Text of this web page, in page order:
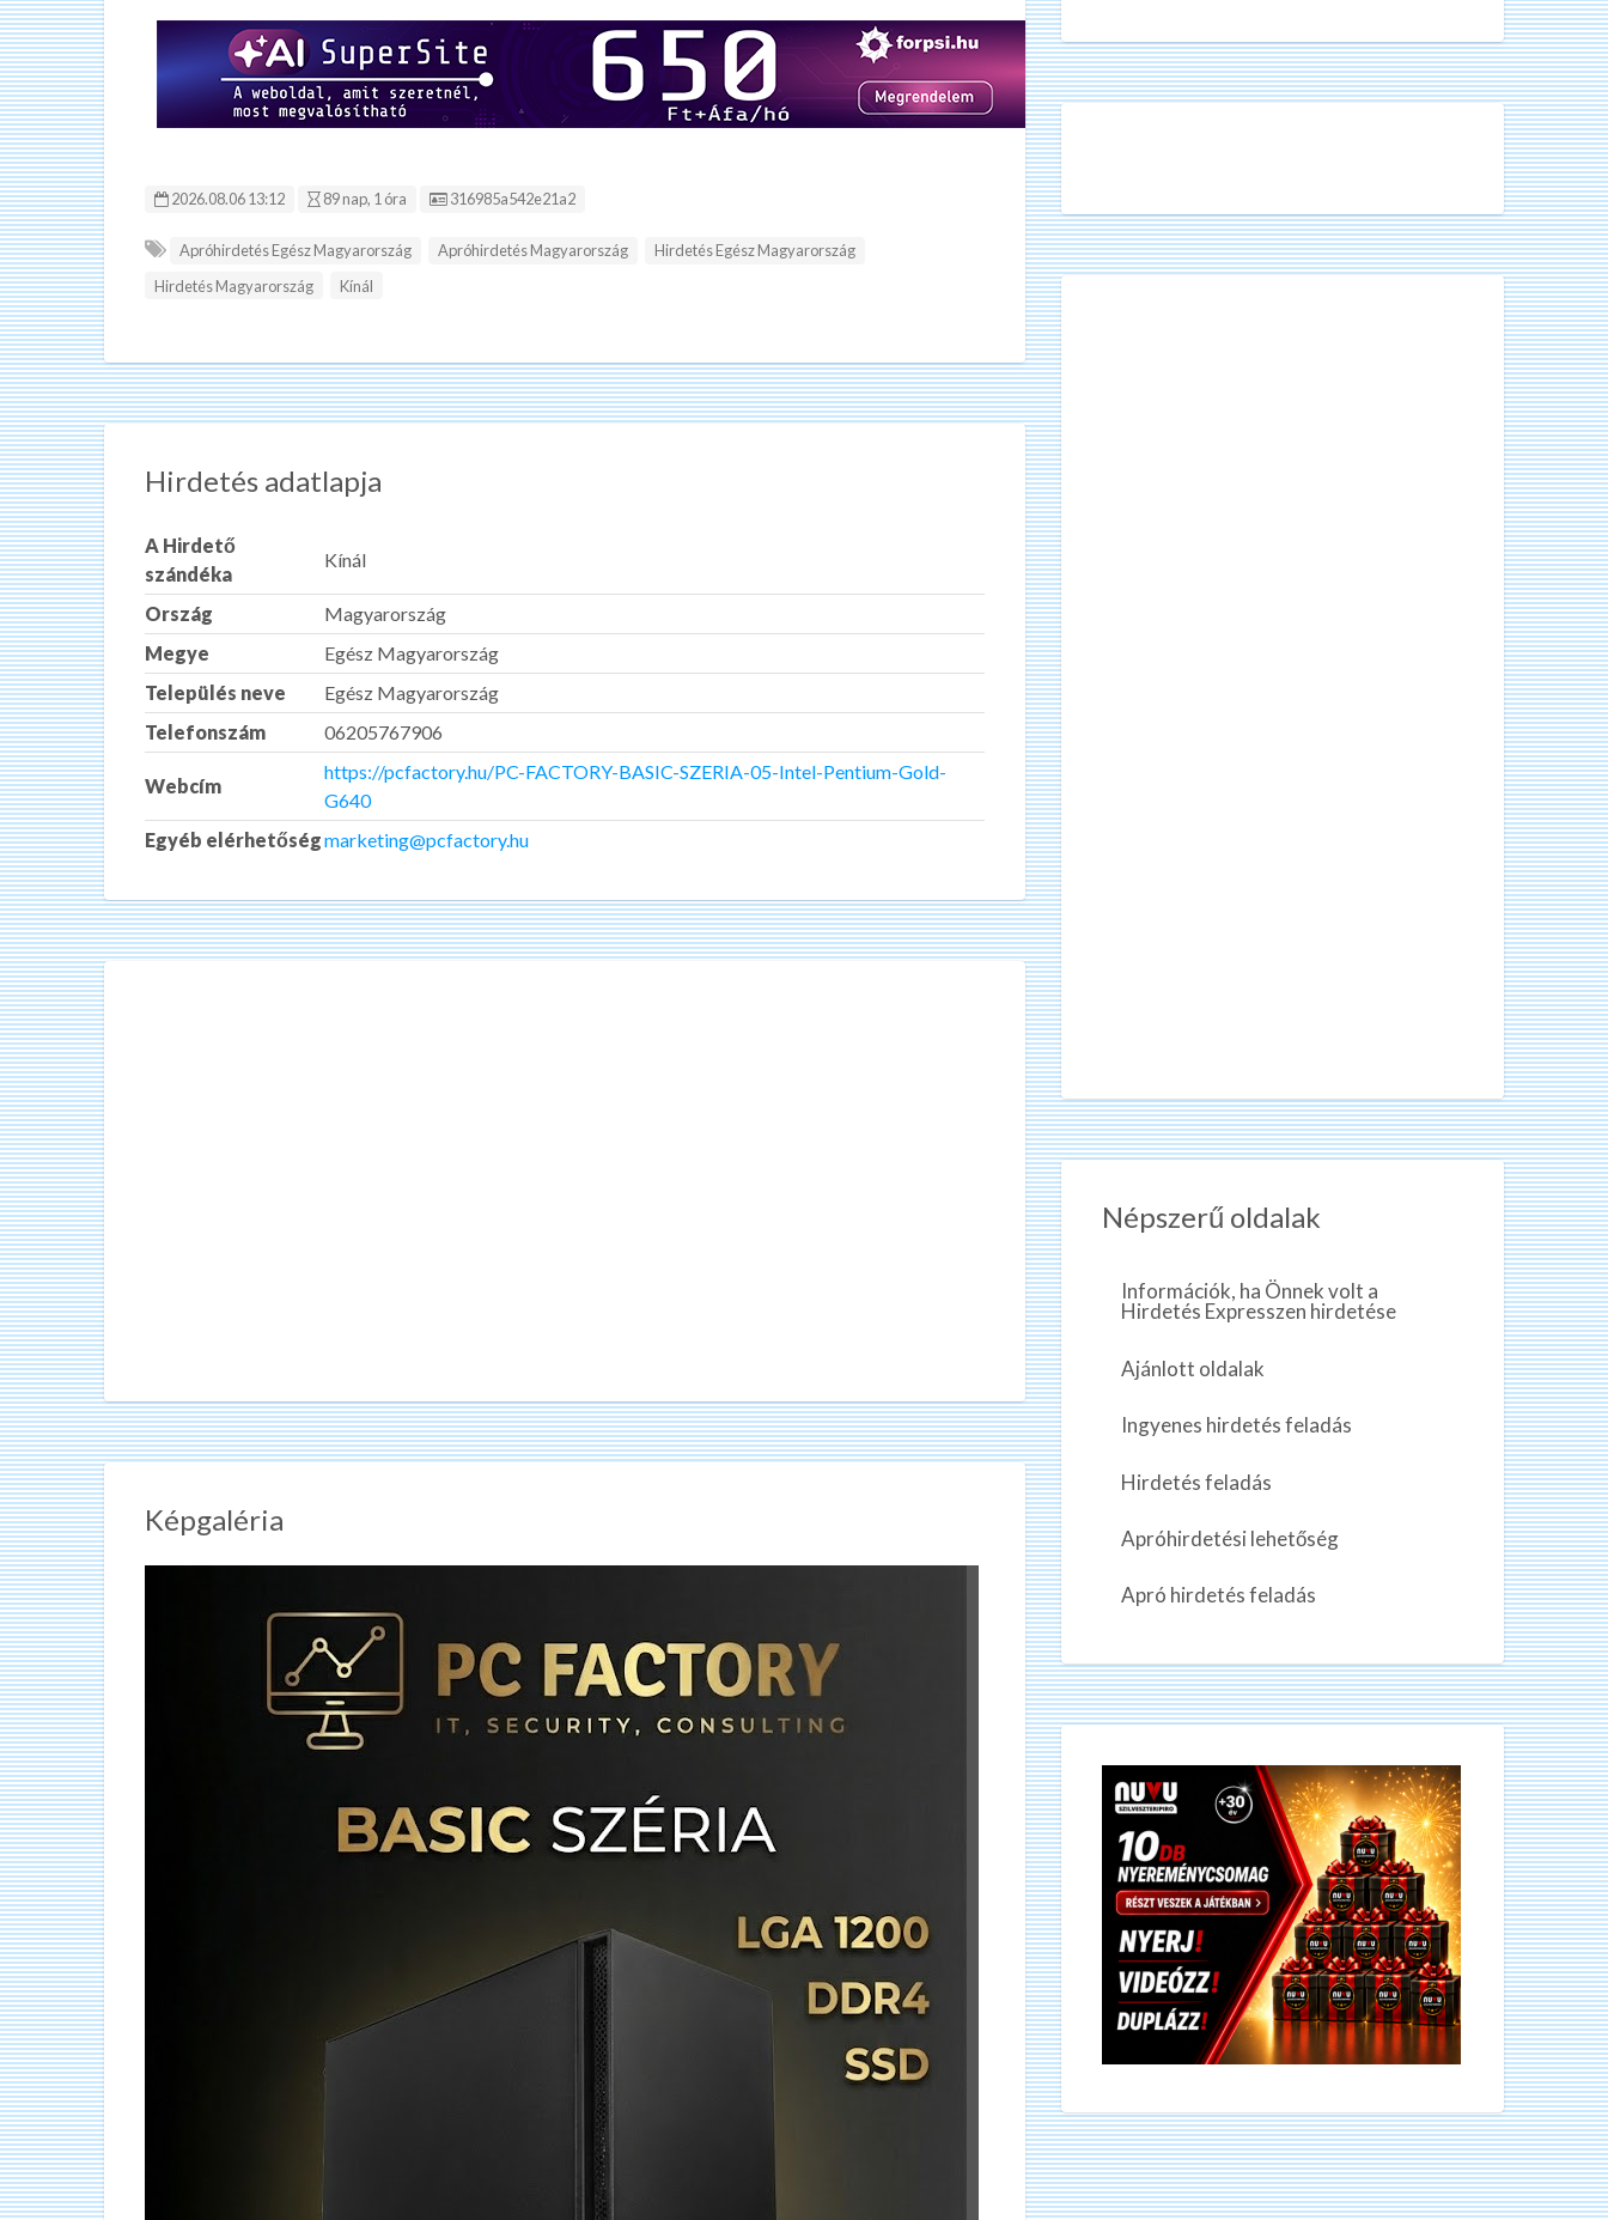
2026.08.06 13:12 89 nap, 1 óra Hirdetés ID:
316985a542e21a2
Apróhirdetés Egész Magyarország Apróhirdetés Magyarország
Hirdetés Egész Magyarország
Hirdetés Magyarország
Kínál
Hirdetés adatlapja
A Hirdető
szándéka
Kínál
Ország
Magyarország
Megye
Egész Magyarország
Település neve
Egész Magyarország
Telefonszám
06205767906
Webcím
https://pcfactory.hu/PC-FACTORY-BASIC-SZERIA-05-Intel-Pentium-Gold-
G640
Egyéb elérhetőségmarketing@pcfactory.hu
Képgaléria
Népszerű oldalak
Információk, ha Önnek volt a
Hirdetés Expresszen hirdetése
Ajánlott oldalak
Ingyenes hirdetés feladás
Hirdetés feladás
Apróhirdetési lehetőség
Apró hirdetés feladás